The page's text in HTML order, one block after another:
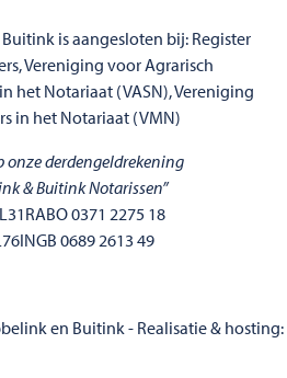
is aangesloten bij: Register
Vereniging voor Agrarisch
het Notariaat (VASN), Vereniging
in het Notariaat (VMN)
onze derdengeldrekening
& Buitink Notarissen”
0371 2275 18
0689 2613 49
en Buitink - Realisatie & hosting: